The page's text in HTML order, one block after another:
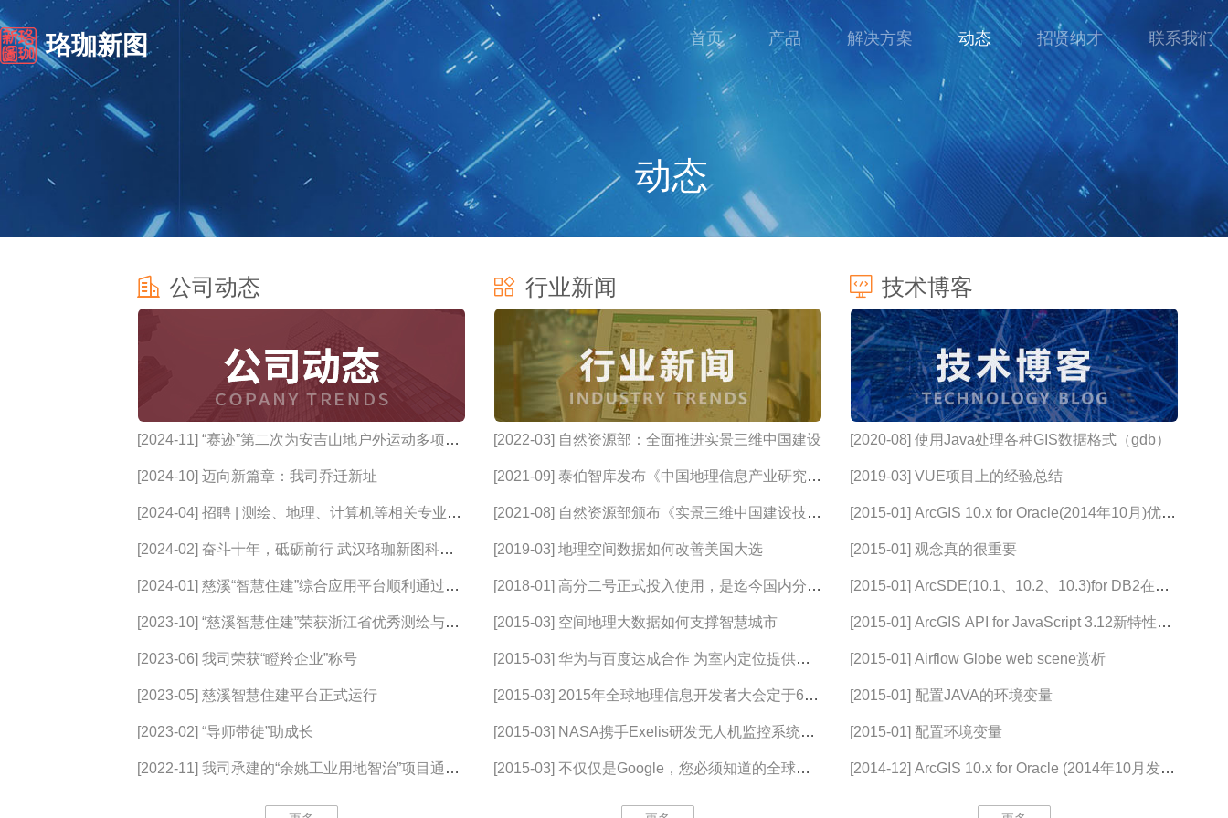
珞珈新图 首页 产品 解决方案 动态 招贤纳才 联系我们
动态
公司动态
[2024-11] “赛迹”第二次为安吉山地户外运动多项赛
提供定位服务[2024-10] 迈向新篇章：我司乔迁新址
[2024-04] 招聘 | 测绘、地理、计算机等相关专业的
小伙伴快看过来！
[2024-02] 奋斗十年，砥砺前行 武汉珞珈新图科技
有限公司2023年终总结与表彰大会圆满举行
[2024-01] 慈溪“智慧住建”综合应用平台顺利通过验
收
[2023-10] “慈溪智慧住建”荣获浙江省优秀测绘与地
理信息工程金奖[2023-06] 我司荣获“瞪羚企业”称号
[2023-05] 慈溪智慧住建平台正式运行
[2023-02] “导师带徒”助成长
[2022-11] 我司承建的“余姚工业用地智治”项目通过
行业新闻
[2022-03] 自然资源部：全面推进实景三维中国建设
[2021-09] 泰伯智库发布《中国地理信息产业研究报
告（2021）》
[2021-08] 自然资源部颁布《实景三维中国建设技术
大纲(2021版)》[2019-03] 地理空间数据如何改善美国大选
[2018-01] 高分二号正式投入使用，是迄今国内分辨
率最高的对地观测卫星
[2015-03] 空间地理大数据如何支撑智慧城市
[2015-03] 华为与百度达成合作 为室内定位提供技
术支撑
[2015-03] 2015年全球地理信息开发者大会定于6月
在京召开，将探讨如何构筑
[2015-03] NASA携手Exelis研发无人机监控系统，
无人机有望冲出可视范围
[2015-03] 不仅仅是Google，您必须知道的全球十
技术博客
[2020-08] 使用Java处理各种GIS数据格式（gdb）
[2019-03] VUE项目上的经验总结
[2015-01] ArcGIS 10.x for Oracle(2014年10月)优化
Open_Cursors的性能问题
[2015-01] 观念真的很重要
[2015-01] ArcSDE(10.1、10.2、10.3)for DB2在
Linux环境的安装文档
[2015-01] ArcGIS API for JavaScript 3.12新特性介
绍 [2015-01] Airflow Globe web scene赏析
[2015-01] 配置JAVA的环境变量
[2015-01] 配置环境变量
[2014-12] ArcGIS 10.x for Oracle (2014年10月发
布)优化Open_Cursors的性